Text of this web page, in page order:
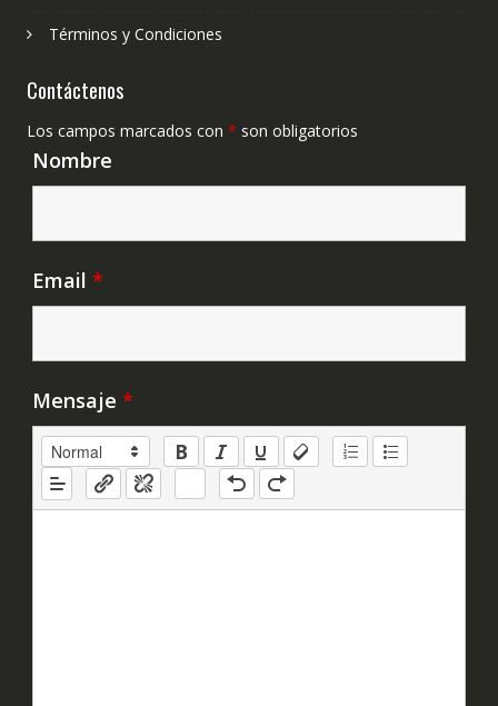
Términos y Condiciones
Contáctenos
Los campos marcados con * son obligatorios
Nombre
Email *
Mensaje *